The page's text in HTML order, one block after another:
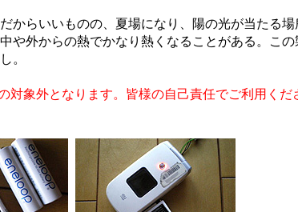
らいいものの、夏場になり、陽の光が当たる
や外からの熱でかなり熱くなることがある。こ
。
象外となります。皆様の自己責任でご利用くだ